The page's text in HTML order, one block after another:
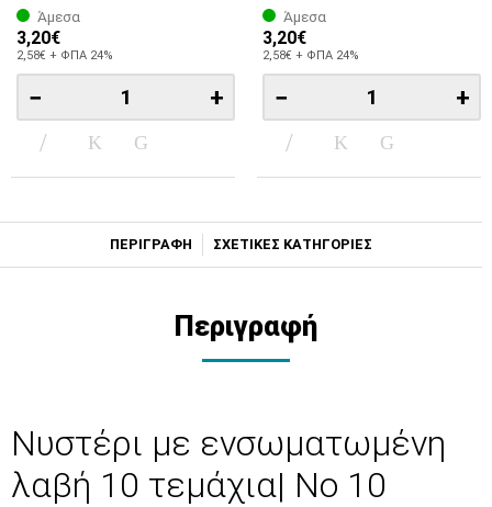
Άμεσα
3,20€
2,58€ + ΦΠΑ 24%
− +
Άμεσα
3,20€
2,58€ + ΦΠΑ 24%
− +
ΠΕΡΙΓΡΑΦΗ ΣΧΕΤΙΚΕΣ ΚΑΤΗΓΟΡΙΕΣ
Περιγραφή
Νυστέρι με ενσωματωμένη
λαβή 10 τεμάχια| Νο 10